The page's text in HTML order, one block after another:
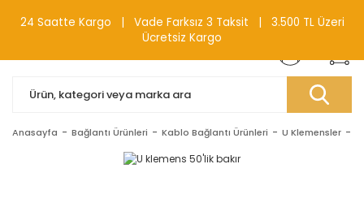
0(212) 240 87 88
Anasayfa Bağlantı Ürünleri Kablo Bağlantı Ürünleri U Klemensler
24 Saatte Kargo | Vade Farksız 3 Taksit | 3.500 TL Üzeri
Ücretsiz Kargo